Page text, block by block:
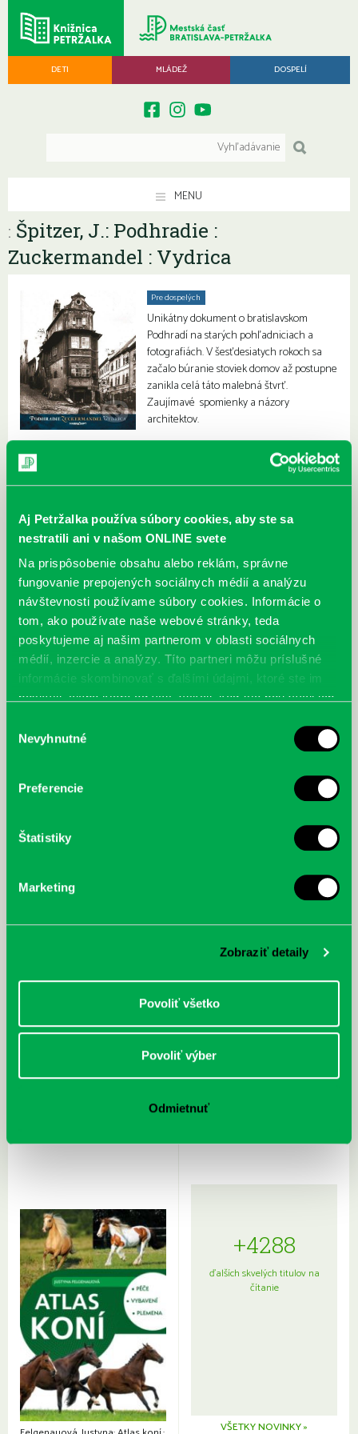
Aj Petržalka používa súbory cookies, aby ste sa
nestratili ani v našom ONLINE svete
Na prispôsobenie obsahu alebo reklám, správne
fungovanie prepojených sociálnych médií a analýzu
návštevnosti používame súbory cookies. Informácie o
tom, ako používate naše webové stránky, teda
poskytujeme aj našim partnerom v oblasti sociálnych
médií, inzercie a analýzy. Títo partneri môžu príslušné
informácie skombinovať s ďalšími údajmi, ktoré ste im
poskytli, alebo ktoré od vás získali, keď ste používali ich
súhlasu
Nevyhnutné
Preferencie
Štatistiky
Marketing
Zobraziť detaily
Povoliť všetko
Povoliť výber
Odmietnuť
DETI MLÁDEŽ DOSPELÍ
MENU
: Špitzer, J.: Podhradie :
Zuckermandel : Vydrica
Pre dospelých
Unikátny dokument o bratislavskom
Podhradí na starých pohľadniciach a
fotografiách. V šesťdesiatych rokoch sa
začalo búranie stoviek domov až postupne
zanikla celá táto malebná štvrť.
Zaujímavé spomienky a názory
architektov.
McGrath, Andy: Tadej Pogačar:
nezastaviteľný
Sprievodca po hviezdnej oblohe
kompletný sprievodca
japonskou kuchyňou a etiketou
+4288
ďalších skvelých titulov na
čítanie
VŠETKY NOVINKY »